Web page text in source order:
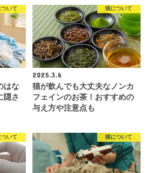
ついて
はな
隠さ
猫について
2025.3.6
猫が飲んでも大丈夫なノンカ
フェインのお茶！おすすめの
与え方や注意点も
ついて 猫について